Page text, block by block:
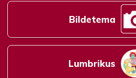
Bildetema
Lumbrikus